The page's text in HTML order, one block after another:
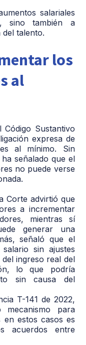
salariales
sino también a
del talento.
los
al
Código Sustantivo
expresa de
al mínimo. Sin
señalado que el
no puede verse
Corte advirtió que
a incrementar
mientras sí
generar una
señaló que el
sin ajustes
ingreso real del
lo que podría
sin causa del
T-141 de 2022,
para
en estos casos es
acuerdos entre